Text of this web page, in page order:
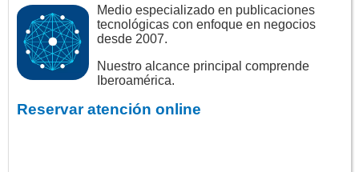
Medio especializado en publicaciones
tecnológicas con enfoque en negocios
desde 2007.
Nuestro alcance principal comprende
Iberoamérica.
Reservar atención online